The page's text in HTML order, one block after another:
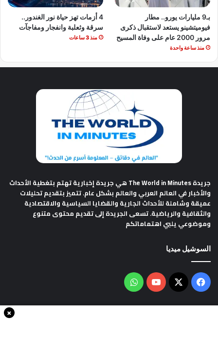
بـ9 مليارات يورو.. مطار
فيوميتشينو يستعد لاستقبال ذكرى
مرور 2000 عام على وفاة المسيح
منذ ساعة واحدة
4 أزمات تهز حياة نور الغندور..
سرقة وثعلبة وانفجار ومفاجآت
منذ 3 ساعات
جريدة The World in Minutes
هي جريدة إخبارية تهتم بتغطية الأحداث
والأخبار في العالم العربي والعالم بشكل عام. تتميز بتقديم تحليلات
عميقة وشاملة للأحداث الجارية والقضايا السياسية والاقتصادية
والثقافية والرياضية. تسعى الجريدة إلى تقديم محتوى متنوع
وموضوعي يلبي اهتماماتكم
السوشيل ميديا
فيسبوك
‫X
‫YouTubeواتساب
×